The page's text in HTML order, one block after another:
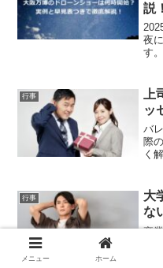
説！
夜
す
ン
行事
ッ
バ
際
く
う
イ
行事
大
な
卒
て
り
メニュー ホーム